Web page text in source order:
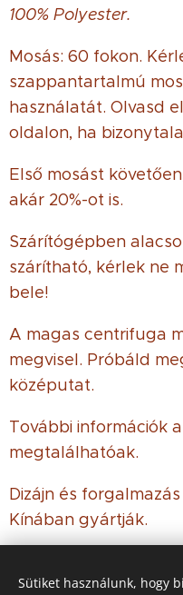
100% Polyester.
Mosás: 60 fokon.
szappantartalmú
használatát. Olvasd
oldalon, ha
Első mosást
akár 20%-ot is.
Szárítógépben
szárítható, kérlek ne
bele!
A magas centrifuga
megvisel. Próbáld
középutat.
További információk
megtalálhatóak.
Dizájn és
Kínában gyártják.
Sütiket használunk, hogy